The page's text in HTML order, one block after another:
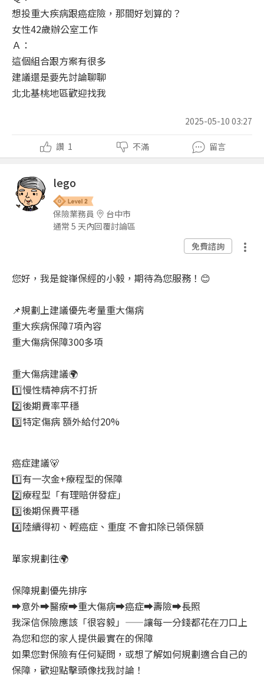
想投重大疾病跟癌症險，那間好划算的？
女性42歲辦公室工作
Ａ：
這個組合跟方案有很多
建議還是要先討論聊聊
北北基桃地區歡迎找我
2025-05-10 03:27
讚 1 不滿 留言
lego
保險業務員
台中市
通常 5 天內回覆討論區
免費諮詢
您好，我是錠嵂保經的小毅，期待為您服務！😊
📌規劃上建議優先考量重大傷病
重大疾病保障7項內容
重大傷病保障300多項
重大傷病建議🌍
1️⃣慢性精神病不打折
2️⃣後期費率平穩
3️⃣特定傷病 額外給付20%
癌症建議🐻
1️⃣有一次金+療程型的保障
2️⃣療程型「有理賠併發症」
3️⃣後期保費平穩
4️⃣陸續得初、輕癌症、重度 不會扣除已領保額
單家規劃往🌍
保障規劃優先排序
➡️意外➡️醫療➡️重大傷病➡️癌症➡️壽險➡️長照
我深信保險應該「很容毅」——讓每一分錢都花在刀口上
為您和您的家人提供最實在的保障
如果您對保險有任何疑問，或想了解如何規劃適合自己的
保障，歡迎點擊頭像找我討論！